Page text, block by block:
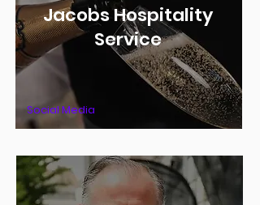
Jacobs Hospitality
Service
Social Media